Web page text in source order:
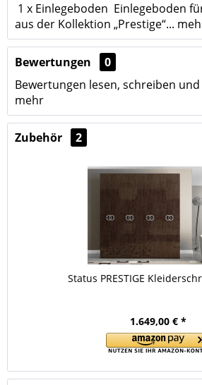
1 x Einlegeboden Einlegeboden
aus der Kollektion „Prestige“...
Bewertungen
0
Bewertungen lesen, schreiben
mehr
Zubehör 2
Status PRESTIGE
1.649,00 € *